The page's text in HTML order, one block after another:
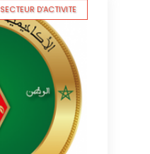
SECTEUR D'ACTIVITE